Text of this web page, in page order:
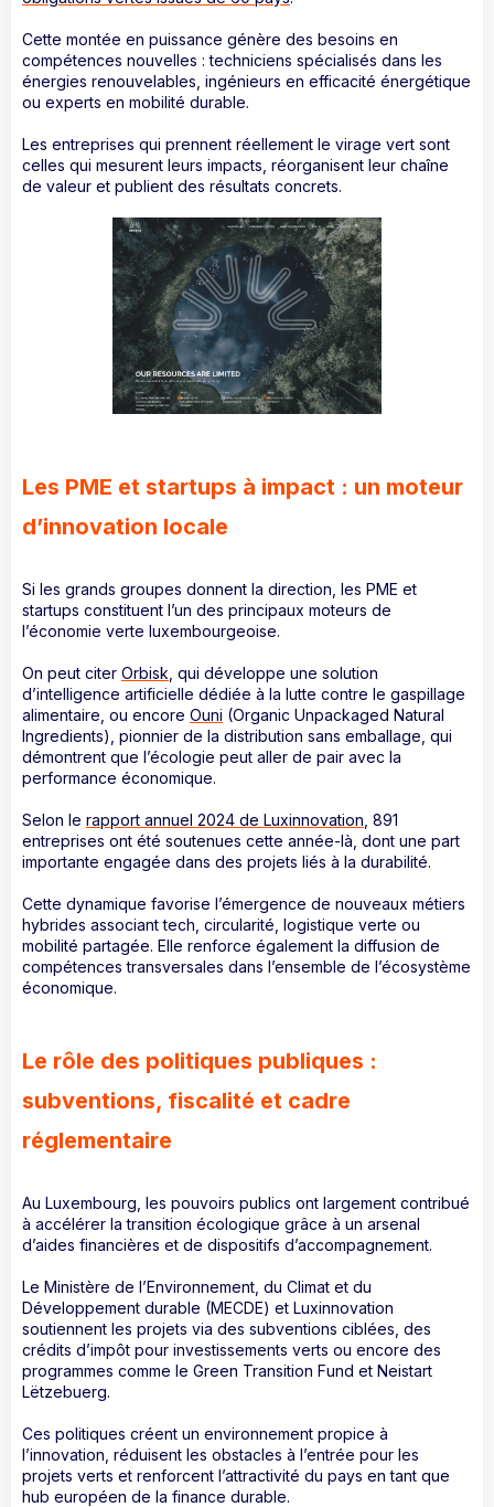
Cette montée en puissance génère des besoins en
compétences nouvelles : techniciens spécialisés dans les
énergies renouvelables, ingénieurs en efficacité énergétique
ou experts en mobilité durable.
Les entreprises qui prennent réellement le virage vert sont
celles qui mesurent leurs impacts, réorganisent leur chaîne
de valeur et publient des résultats concrets.
Les PME et startups à impact : un moteur
d’innovation locale
Si les grands groupes donnent la direction, les PME et
startups constituent l’un des principaux moteurs de
l’économie verte luxembourgeoise.
On peut citer Orbisk, qui développe une solution
d’intelligence artificielle dédiée à la lutte contre le gaspillage
alimentaire, ou encore Ouni (Organic Unpackaged Natural
Ingredients), pionnier de la distribution sans emballage, qui
démontrent que l’écologie peut aller de pair avec la
performance économique.
Selon le rapport annuel 2024 de Luxinnovation, 891
entreprises ont été soutenues cette année-là, dont une part
importante engagée dans des projets liés à la durabilité.
Cette dynamique favorise l’émergence de nouveaux métiers
hybrides associant tech, circularité, logistique verte ou
mobilité partagée. Elle renforce également la diffusion de
compétences transversales dans l’ensemble de l’écosystème
économique.
Le rôle des politiques publiques :
subventions, fiscalité et cadre
réglementaire
Au Luxembourg, les pouvoirs publics ont largement contribué
à accélérer la transition écologique grâce à un arsenal
d’aides financières et de dispositifs d’accompagnement.
Le Ministère de l’Environnement, du Climat et du
Développement durable (MECDE) et Luxinnovation
soutiennent les projets via des subventions ciblées, des
crédits d’impôt pour investissements verts ou encore des
programmes comme le Green Transition Fund et Neistart
Lëtzebuerg.
Ces politiques créent un environnement propice à
l’innovation, réduisent les obstacles à l’entrée pour les
projets verts et renforcent l’attractivité du pays en tant que
hub européen de la finance durable.